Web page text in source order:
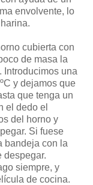
envolvente, lo
cubierta con
de masa la
Introducimos una
y dejamos que
que tenga un
el dedo el
del horno y
Si fuese
bandeja con la
despegar.
siempre, y
de cocina.